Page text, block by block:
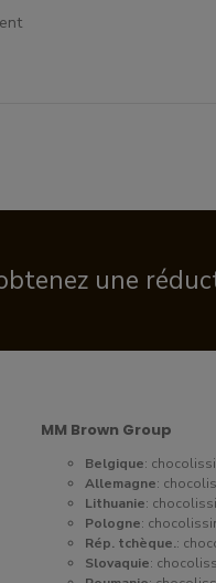
une
MM Brown Group
Belgique:
Allemagne:
Lithuanie:
Pologne:
Rép. tchèque.:
Slovaquie: